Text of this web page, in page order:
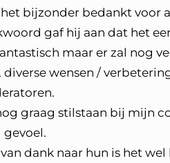
bijzonder bedankt voor
gaf hij aan dat het
maar er zal nog
diverse wensen /
graag stilstaan bij mijn
gevoel.
dank naar hun is het